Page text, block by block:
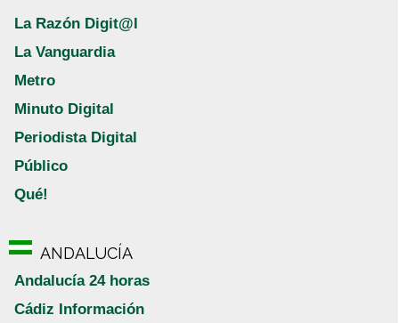
La Razón Digit@l
La Vanguardia
Metro
Minuto Digital
Periodista Digital
Público
Qué!
ANDALUCÍA
Andalucía 24 horas
Cádiz Información